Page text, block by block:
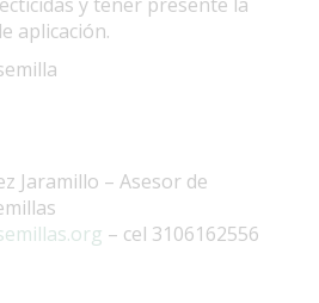
aplicación.
Jaramillo – Asesor de
– cel 3106162556